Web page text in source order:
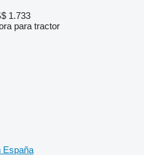
1.733
para tractor
España